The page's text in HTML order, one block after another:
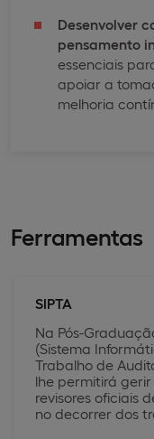
Desenvolver
pensamento
essenciais
apoiar a
melhoria
Ferramentas
SIPTA
Na Pós-
(Sistema
Trabalho de
lhe permitirá
revisores oficiais
no decorrer dos